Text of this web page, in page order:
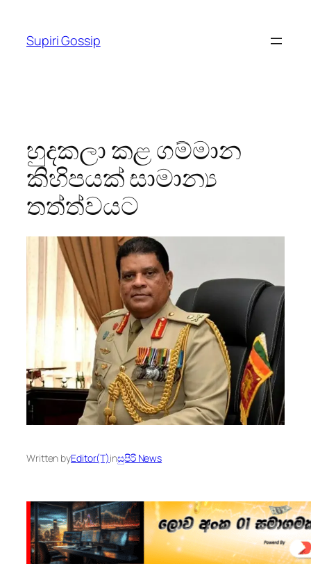
content
Supiri Gossip
හුදකලා කළ ගම්මාන
කිහිපයක් සාමාන්‍ය
තත්ත්වයට
Written byEditor(T)inසුපිරි News